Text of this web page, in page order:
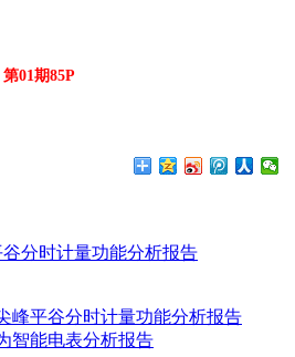
01期85P
分时计量功能分析报告
峰平谷分时计量功能分析报告
智能电表分析报告